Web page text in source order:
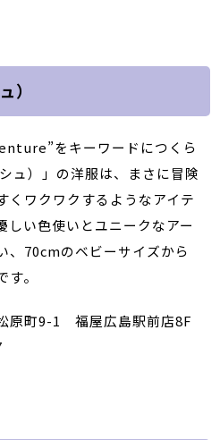
）
をキーワードにつくら
ュ）」の洋服は、まさに冒険
くワクワクするようなアイテ
しい色使いとユニークなアー
、70cmのベビーサイズから
。
原町9-1 福屋広島駅前店8F